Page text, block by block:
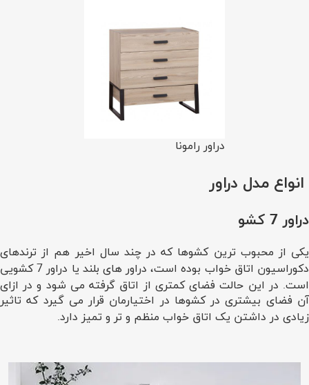
دراور رامونا
انواع مدل دراور
دراور 7 کشو
یکی از محبوب ترین کشوها که در چند سال اخیر هم از ترندهای
دکوراسیون اتاق خواب بوده است، دراور های بلند یا دراور 7 کشویی
است. در این حالت فضای کمتری از اتاق گرفته می شود و در ازای
آن فضای بیشتری در کشوها در اختیارمان قرار می گیرد که تاثیر
زیادی در داشتن یک اتاق خواب منظم و تر و تمیز دارد.